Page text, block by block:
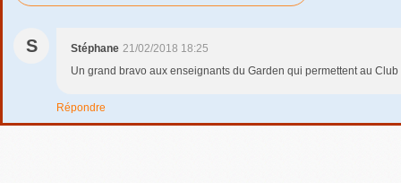
S Stéphane 21/02/2018 18:25
Un grand bravo aux enseignants du Garden qui permettent au
Répondre